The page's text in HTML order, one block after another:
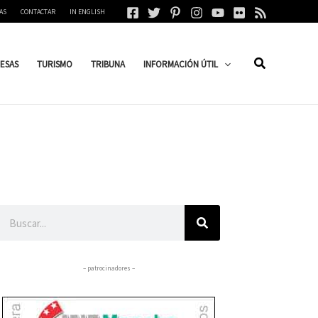
CONTACTAR IN ENGLISH
TURISMO TRIBUNA INFORMACIÓN ÚTIL
– patrocinadores –